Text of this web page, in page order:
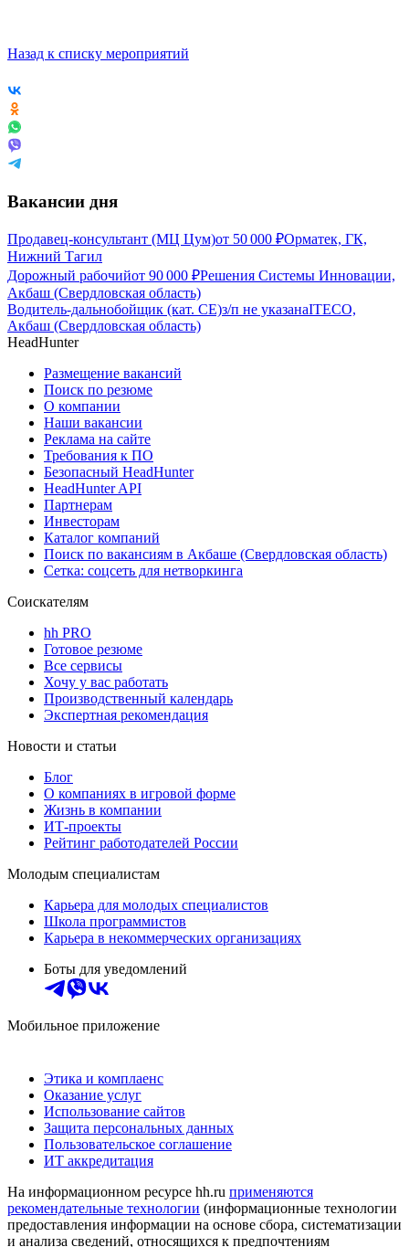
Назад к списку мероприятий
Вакансии дня
Продавец-консультант (МЦ Цум)от 50 000 ₽Орматек, ГК,
Нижний Тагил
Дорожный рабочийот 90 000 ₽Решения Системы Инновации,
Акбаш (Свердловская область)
Водитель-дальнобойщик (кат. CE)з/п не указанаITECO,
Акбаш (Свердловская область)
HeadHunter
Размещение вакансий
Поиск по резюме
О компании
Наши вакансии
Реклама на сайте
Требования к ПО
Безопасный HeadHunter
HeadHunter API
Партнерам
Инвесторам
Каталог компаний
Поиск по вакансиям в Акбаше (Свердловская область)
Сетка: соцсеть для нетворкинга
Соискателям
hh PRO
Готовое резюме
Все сервисы
Хочу у вас работать
Производственный календарь
Экспертная рекомендация
Новости и статьи
Блог
О компаниях в игровой форме
Жизнь в компании
ИТ-проекты
Рейтинг работодателей России
Молодым специалистам
Карьера для молодых специалистов
Школа программистов
Карьера в некоммерческих организациях
Боты для уведомлений
Мобильное приложение
Этика и комплаенс
Оказание услуг
Использование сайтов
Защита персональных данных
Пользовательское соглашение
ИТ аккредитация
На информационном ресурсе hh.ru применяются
рекомендательные технологии (информационные технологии
предоставления информации на основе сбора, систематизации
и анализа сведений, относящихся к предпочтениям